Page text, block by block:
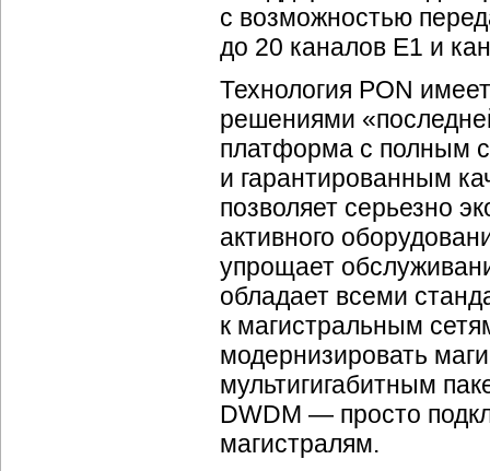
с возможностью
до 20 каналов E1 и
Технология PON
решениями
платформа с полным
и гарантированным
позволяет серьезно
активного
упрощает
обладает всеми
к магистральным
модернизировать
мультигигабитным
DWDM — просто
магистралям.